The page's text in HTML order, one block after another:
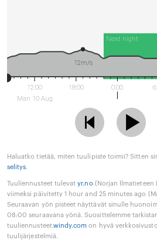
Next night
12:00
Man 10 Aug
18:00 0:00
12m/s
Haluatko tietää, miten tuulipiste toimii? Sitten
selitys.
Tuuliennusteet tulevatyr.no (Norjan Ilmatieteen
viimeksi päivitetty 1 hour and 25 minutes ago
Seuraavan yön pisteet näyttävät sinulle
08:00 seuraavana yönä. Suosittelemme
tuuliennusteet.windy.com on hyvä
tuulijärjestelmiä.